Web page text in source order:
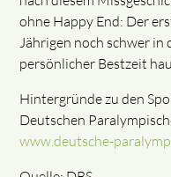
ohne Happy End: Der
Jährigen noch schwer in
persönlicher Bestzeit
Hintergründe zu den
Deutschen
www.deutsche-